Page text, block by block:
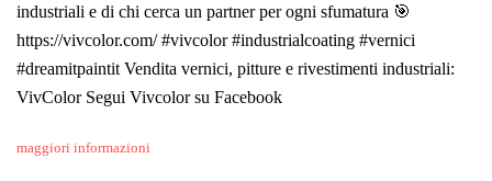
industriali e di chi cerca un partner per ogni sfumatura 🎯
https://vivcolor.com/ #vivcolor #industrialcoating #vernici
#dreamitpaintit Vendita vernici, pitture e rivestimenti industriali:
VivColor Segui Vivcolor su Facebook
maggiori informazioni